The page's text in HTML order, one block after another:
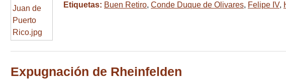
Etiquetas: Buen Retiro, Conde Duque de Olivares, Felipe IV,
Expugnación de Rheinfelden